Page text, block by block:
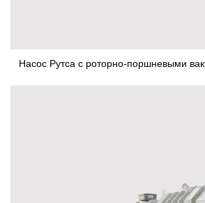
Насос Рутса с роторно-поршневыми